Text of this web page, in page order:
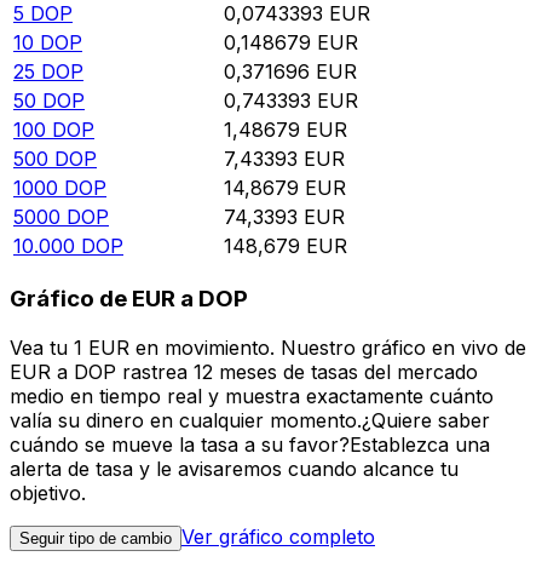
5 DOP 0,0743393 EUR
10 DOP 0,148679 EUR
25 DOP 0,371696 EUR
50 DOP 0,743393 EUR
100 DOP 1,48679 EUR
500 DOP 7,43393 EUR
1000 DOP 14,8679 EUR
5000 DOP 74,3393 EUR
10.000 DOP 148,679 EUR
Gráfico de EUR a DOP
Vea tu 1 EUR en movimiento. Nuestro gráfico en vivo de
EUR a DOP rastrea 12 meses de tasas del mercado
medio en tiempo real y muestra exactamente cuánto
valía su dinero en cualquier momento.¿Quiere saber
cuándo se mueve la tasa a su favor?Establezca una
alerta de tasa y le avisaremos cuando alcance tu
objetivo.
Seguir tipo de cambio Ver gráfico completo